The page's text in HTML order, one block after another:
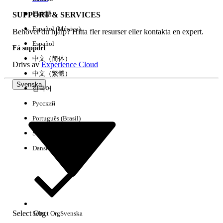
Rensa alla Klart
Här är några söktips
Kontrollera stavningen av dina nyckelord.
SUPPORT & SERVICES
Behöver du hjälp? Hitta fler resurser eller kontakta en expert.
Få support
Drivs avExperience Cloud
Svenska
Select Org
日本語
Español (México)
Español
中文（简体）
中文（繁體）
한국어
Русский
Português (Brasil)
Suomi
Dansk
Select OrgSvenska